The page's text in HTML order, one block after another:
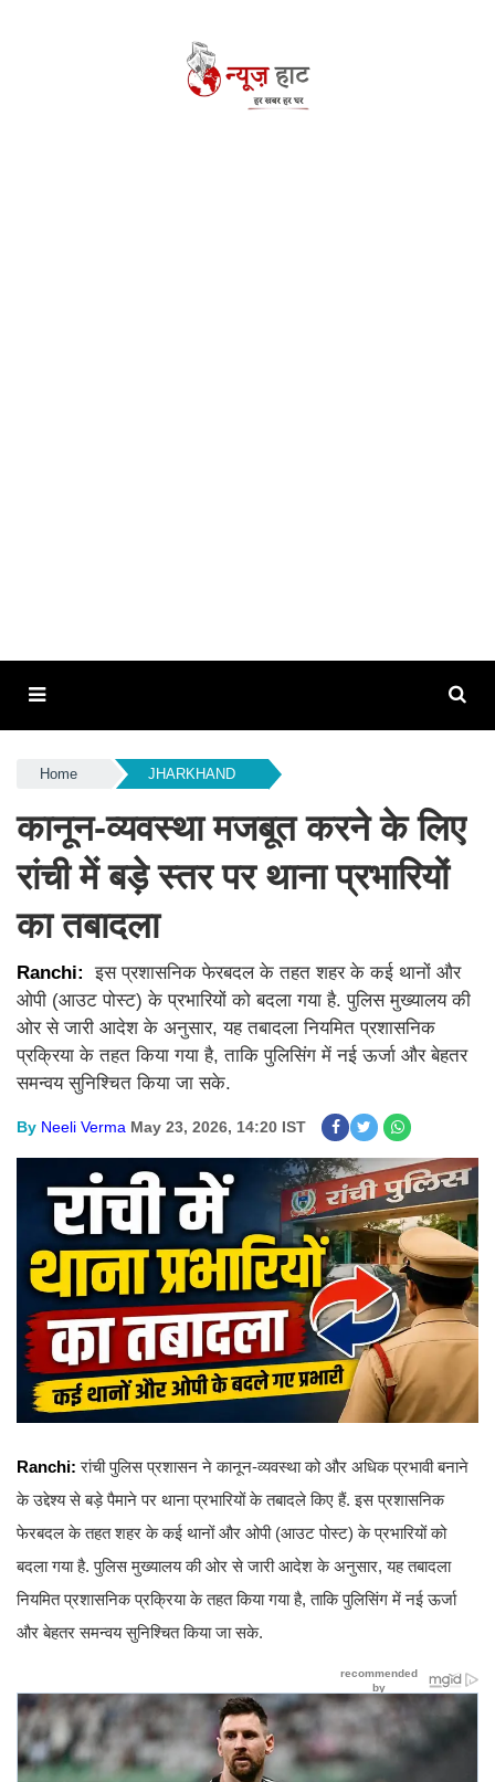
Home JHARKHAND
कानून-व्यवस्था मजबूत करने के लिए
रांची में बड़े स्तर पर थाना प्रभारियों
का तबादला
Ranchi: इस प्रशासनिक फेरबदल के तहत शहर के कई थानों और
ओपी (आउट पोस्ट) के प्रभारियों को बदला गया है. पुलिस मुख्यालय की
ओर से जारी आदेश के अनुसार, यह तबादला नियमित प्रशासनिक
प्रक्रिया के तहत किया गया है, ताकि पुलिसिंग में नई ऊर्जा और बेहतर
समन्वय सुनिश्चित किया जा सके.
By Neeli Verma May 23, 2026, 14:20 IST
Ranchi:रांची पुलिस प्रशासन ने कानून-व्यवस्था को और अधिक प्रभावी बनाने
के उद्देश्य से बड़े पैमाने पर थाना प्रभारियों के तबादले किए हैं. इस प्रशासनिक
फेरबदल के तहत शहर के कई थानों और ओपी (आउट पोस्ट) के प्रभारियों को
बदला गया है. पुलिस मुख्यालय की ओर से जारी आदेश के अनुसार, यह तबादला
नियमित प्रशासनिक प्रक्रिया के तहत किया गया है, ताकि पुलिसिंग में नई ऊर्जा
और बेहतर समन्वय सुनिश्चित किया जा सके.